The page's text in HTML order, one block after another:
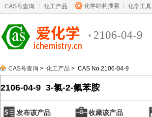
CAS号查询 化工产品 化学结构搜索 化学工具
2106-04-9
CAS号查询 > 化工产品 > CAS No.2106-04-9
2106-04-9 3-氯-2-氟苯胺
发布该产品 收藏该产品